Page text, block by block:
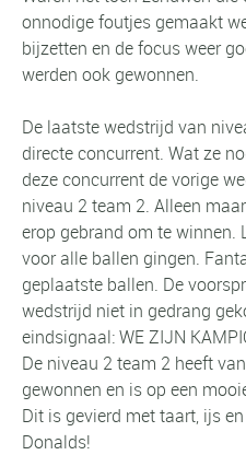
onnodige foutjes gemaakt
bijzetten en de focus weer
werden ook gewonnen.
De laatste wedstrijd van
directe concurrent. Wat ze
deze concurrent de vorige
niveau 2 team 2. Alleen
erop gebrand om te winnen.
voor alle ballen gingen.
geplaatste ballen. De
wedstrijd niet in gedrang
eindsignaal: WE ZIJN
De niveau 2 team 2 heeft
gewonnen en is op een
Dit is gevierd met taart, ijs
Donalds!